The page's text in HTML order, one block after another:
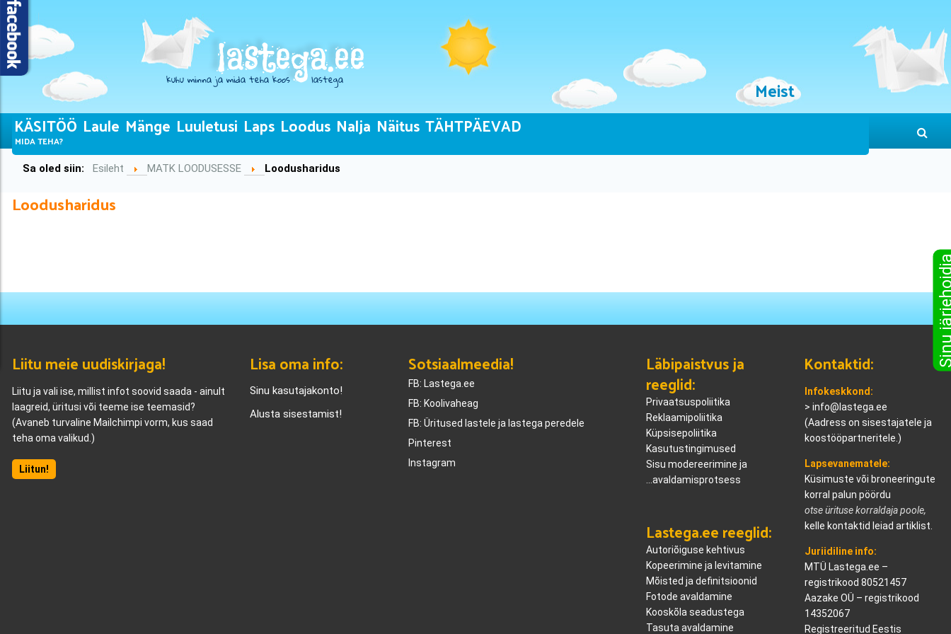
Meist
KÄSITÖÖ
MIDA TEHA?
Laule Mänge Luuletusi Laps Loodus Nalja Näitus TÄHTPÄEVAD
Sa oled siin:Esileht MATK LOODUSESSE Loodusharidus
Loodusharidus
Sinu
Liitu meie uudiskirjaga!
Liitu ja vali ise, millist infot soovid saada - ainult
laagreid, üritusi või teeme ise teemasid?
(Avaneb turvaline Mailchimpi vorm, kus saad
teha oma valikud.)
Liitun!
Lisa oma info:
Sinu kasutajakonto!
Alusta sisestamist!
Sotsiaalmeedia!
FB: Lastega.ee
FB: Koolivaheag
FB: Üritused lastele ja lastega peredele
Pinterest
Instagram
Läbipaistvus ja
reeglid:
Privaatsuspoliitika
Reklaamipoliitika
Küpsisepoliitika
Kasutustingimused
Sisu modereerimine ja
...avaldamisprotsess
Lastega.ee reeglid:
Autoriõiguse kehtivus
Kopeerimine ja levitamine
Mõisted ja definitsioonid
Fotode avaldamine
Kooskõla seadustega
Tasuta avaldamine
Kontaktid:
Infokeskkond:
>info@lastega.ee
(Aadress on sisestajatele ja
koostööpartneritele.)
Lapsevanematele:
Küsimuste või broneeringute
korral palun pöördu
otse ürituse korraldaja poole,
kelle kontaktid leiad artiklist.
Juriidiline info:
MTÜ Lastega.ee –
registrikood 80521457
Aazake OÜ – registrikood
14352067
Registreeritud Eestis